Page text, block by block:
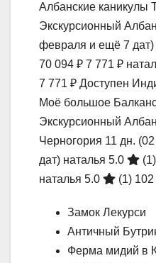
Албанские каникулы
Экскурсионный
февраля и ещё 7 дат)
70 094 ₽ 7 771 ₽
7 771 ₽ Доступен
Моё большое
Экскурсионный
Черногория 11 дн.
дат) наталья 5.0 (1)
наталья 5.0
(1)
Замок Лекурси
Античный
Ферма мидий в